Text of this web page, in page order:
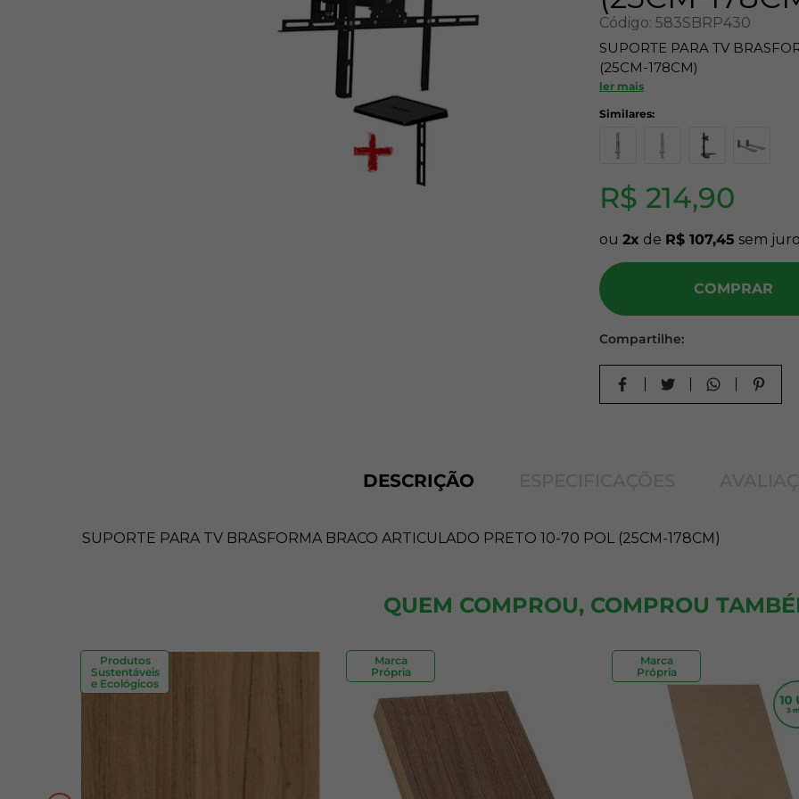
Código: 583SBRP430
SUPORTE PARA TV
(25CM-178CM)
ler mais
R$ 214,90
ou 2 de R$ 107,45 sem
COMPRAR
Compartilhe:
DESCRIÇÃO
SUPORTE PARA TV BRASFORMA BRACO ARTICULADO PRETO 10-70 POL (25CM-178CM)
QUEM COMPROU, COMPROU
Produtos
Sustentáveis
e Ecológicos
Marca
Própria
Marca
Própria
Frete 48h
10º carpete